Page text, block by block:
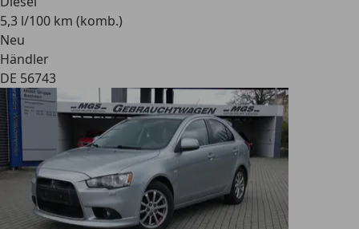
5,3 l/100 km (komb.)
Neu
Händler
DE 56743